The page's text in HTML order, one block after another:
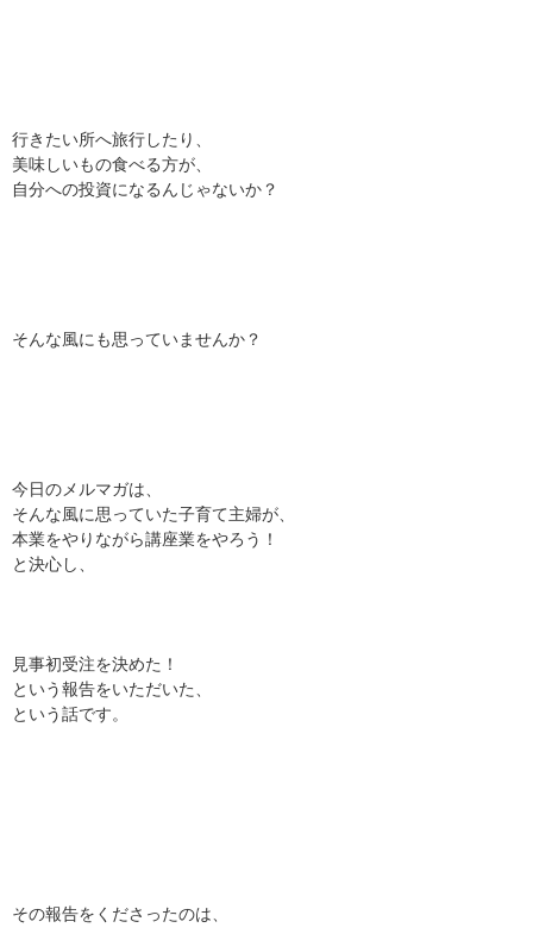
行きたい所へ旅行したり、
美味しいもの食べる方が、
自分への投資になるんじゃないか？
そんな風にも思っていませんか？
今日のメルマガは、
そんな風に思っていた子育て主婦が、
本業をやりながら講座業をやろう！
と決心し、
見事初受注を決めた！
という報告をいただいた、
という話です。
その報告をくださったのは、